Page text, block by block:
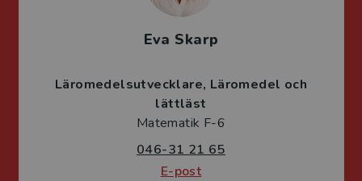
Eva Skarp
Läromedelsutvecklare Läromedel och
lättläst
Matematik F-6
046-31 21 65
E-post